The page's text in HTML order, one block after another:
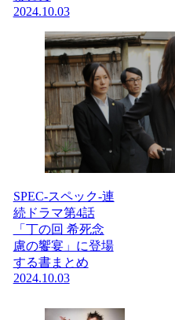
2024.10.03
SPEC-スペック-連
続ドラマ第4話
「丁の回 希死念
慮の饗宴」に登場
する書まとめ
2024.10.03